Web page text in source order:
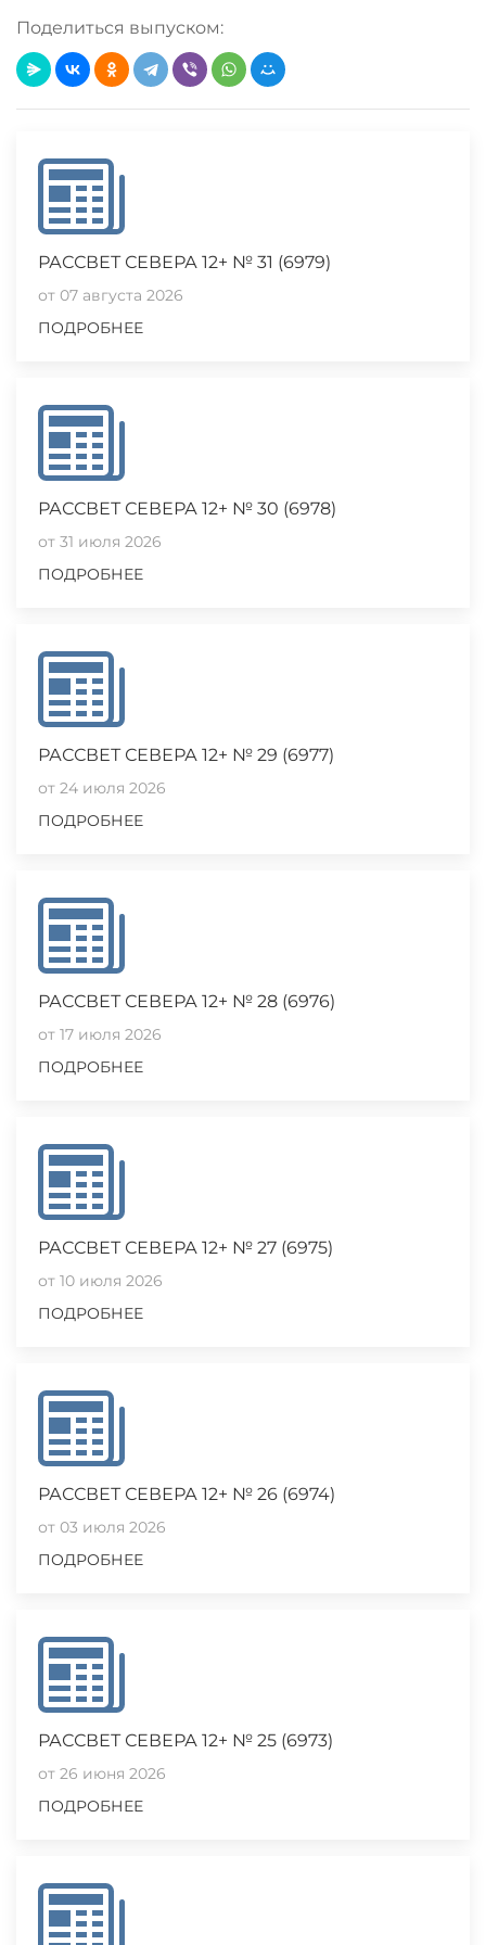
Loading PDF 30% ...
Поделиться выпуском:
РАССВЕТ СЕВЕРА 12+ № 31 (6979)
от 07 августа 2026
ПОДРОБНЕЕ
РАССВЕТ СЕВЕРА 12+ № 30 (6978)
от 31 июля 2026
ПОДРОБНЕЕ
РАССВЕТ СЕВЕРА 12+ № 29 (6977)
от 24 июля 2026
ПОДРОБНЕЕ
РАССВЕТ СЕВЕРА 12+ № 28 (6976)
от 17 июля 2026
ПОДРОБНЕЕ
РАССВЕТ СЕВЕРА 12+ № 27 (6975)
от 10 июля 2026
ПОДРОБНЕЕ
РАССВЕТ СЕВЕРА 12+ № 26 (6974)
от 03 июля 2026
ПОДРОБНЕЕ
РАССВЕТ СЕВЕРА 12+ № 25 (6973)
от 26 июня 2026
ПОДРОБНЕЕ